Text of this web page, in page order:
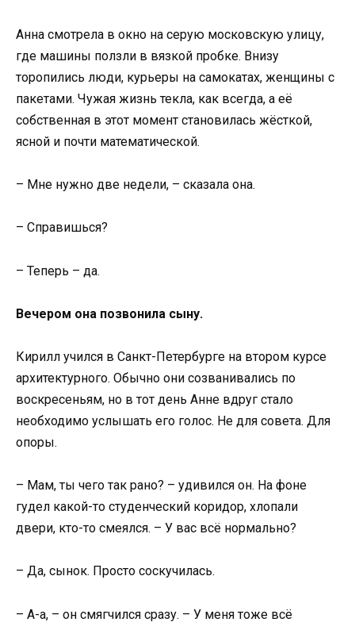
Анна смотрела в окно на серую московскую улицу,
где машины ползли в вязкой пробке. Внизу
торопились люди, курьеры на самокатах, женщины с
пакетами. Чужая жизнь текла, как всегда, а её
собственная в этот момент становилась жёсткой,
ясной и почти математической.
– Мне нужно две недели, – сказала она.
– Справишься?
– Теперь – да.
Вечером она позвонила сыну.
Кирилл учился в Санкт-Петербурге на втором курсе
архитектурного. Обычно они созванивались по
воскресеньям, но в тот день Анне вдруг стало
необходимо услышать его голос. Не для совета. Для
опоры.
– Мам, ты чего так рано? – удивился он. На фоне
гудел какой-то студенческий коридор, хлопали
двери, кто-то смеялся. – У вас всё нормально?
– Да, сынок. Просто соскучилась.
– А-а, – он смягчился сразу. – У меня тоже всё